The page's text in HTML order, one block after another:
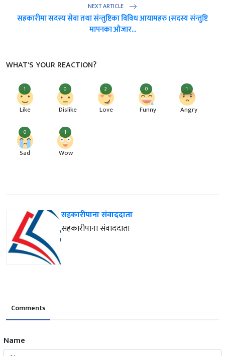
NEXT ARTICLE
सहकारीमा सदस्य सेवा तथा संन्तुष्टिका विविध आयामहरु (सदस्य संन्तुष्टि
मापनका औजार...
WHAT'S YOUR REACTION?
1
Like
0
Dislike
2
Love
0
Funny
1
Angry
0
Sad
1
Wow
सहकारीपाना संवाददाता
सहकारीपाना संवाददाता
Comments
Name